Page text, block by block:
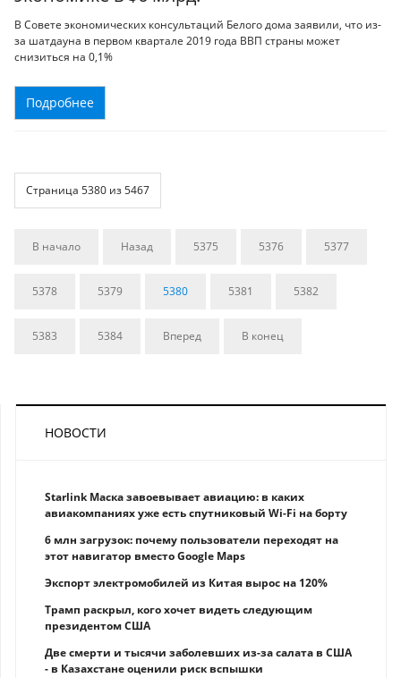
В Совете экономических консультаций Белого дома заявили, что из-
за шатдауна в первом квартале 2019 года ВВП страны может
снизиться на 0,1%
Подробнее
Страница 5380 из 5467
В начало Назад 5375 5376 5377
5378 5379 5380 5381 5382
5383 5384 Вперед В конец
НОВОСТИ
Starlink Маска завоевывает авиацию: в каких
авиакомпаниях уже есть спутниковый Wi-Fi на борту
6 млн загрузок: почему пользователи переходят на
этот навигатор вместо Google Maps
Экспорт электромобилей из Китая вырос на 120%
Трамп раскрыл, кого хочет видеть следующим
президентом США
Две смерти и тысячи заболевших из-за салата в США
- в Казахстане оценили риск вспышки